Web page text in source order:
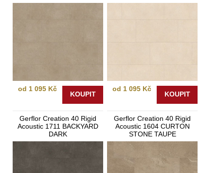
od 1 095 Kč
KOUPIT
od 1 095 Kč
KOUPIT
Gerflor Creation 40 Rigid
Acoustic 1711 BACKYARD
DARK
Gerflor Creation 40 Rigid
Acoustic 1604 CURTON
STONE TAUPE